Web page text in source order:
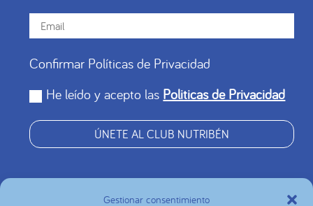
Gestionar consentimiento
Confirmar Políticas de Privacidad
He leído y acepto las Politicas de Privacidad
ÚNETE AL CLUB NUTRIBÉN